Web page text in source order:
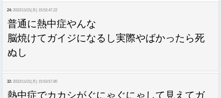
24: 2022/11/21(月) 15:52:47.22
普通に熱中症やんな
脳焼けてガイジになるし実際やばかったら死
ぬし
32: 2022/11/21(月) 15:53:57.80
熱中症でカカシがぐにゃぐにゃして見えてガ